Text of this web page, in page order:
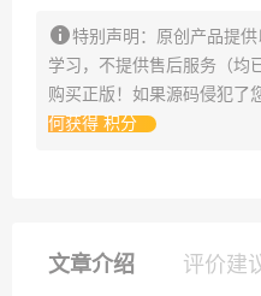
特别声明：原创产品提
学习，不提供售后服务（均
购买正版！如果源码侵犯了
何获得 积分
文章介绍 评价建